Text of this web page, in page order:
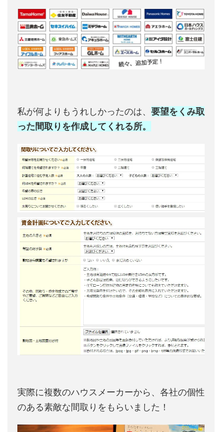
私が何よりもうれしかったのは、 要望をくみ取
った間取りを作成してくれる所。
実際に複数のハウスメーカーから、各社の個性
のある素敵な間取りをもらいました！